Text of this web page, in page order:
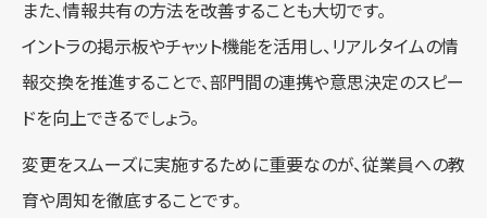
また、情報共有の方法を改善することも大切です。
イントラの掲示板やチャット機能を活用し、リアルタイムの情
報交換を推進することで、部門間の連携や意思決定のスピー
ドを向上できるでしょう。
変更をスムーズに実施するために重要なのが、従業員への教
育や周知を徹底することです。